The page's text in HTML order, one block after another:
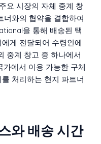
요 시장의 자체 중계 창
너와의 협약을 결합하여
을 통해 배송된 택
게 전달되어 수령인에
중계 창고 중 하나에서
에서 이용 가능한 구체
처리하는 현지 파트너
와 배송 시간